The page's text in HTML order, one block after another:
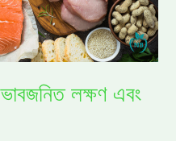
লক্ষণ এবং